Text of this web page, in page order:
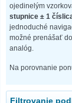
ojedinelým
stupnice ± 1
jednoduché
možné prenášať
analóg.
Na porovnanie
Filtrovanie